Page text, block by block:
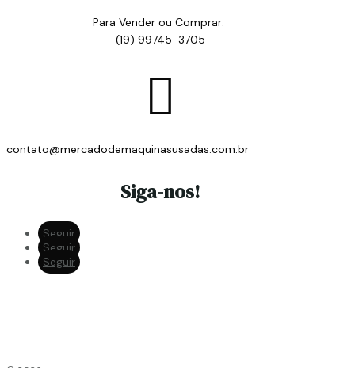
Para Vender ou Comprar:
(19) 99745-3705

contato@mercadodemaquinasusadas.com.br
Siga-nos!
Seguir
Seguir
Seguir